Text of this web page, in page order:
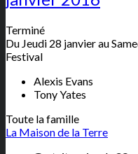
Terminé
Du Jeudi 28 janvier au
Festival
Alexis Evans
Tony Yates
Toute la famille
La Maison de la Terre